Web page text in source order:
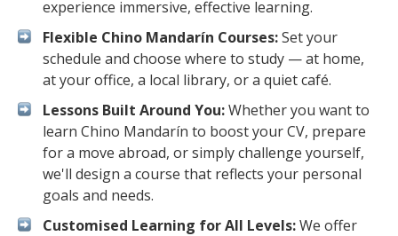
experience immersive, effective learning.
Flexible Chino Mandarín Courses:Set your
schedule and choose where to study — at home,
at your office, a local library, or a quiet café.
Lessons Built Around You:Whether you want to
learn Chino Mandarín to boost your CV, prepare
for a move abroad, or simply challenge yourself,
we'll design a course that reflects your personal
goals and needs.
Customised Learning for All Levels:We offer